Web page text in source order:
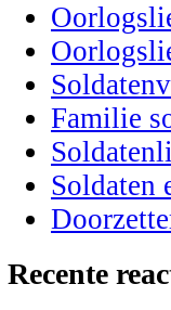
Familie
Soldaten
Recente